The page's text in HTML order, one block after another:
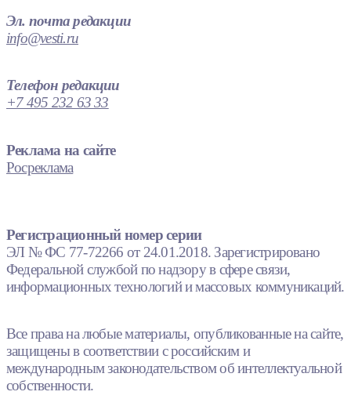
Эл. почта редакции
info@vesti.ru
Телефон редакции
+7 495 232 63 33
Реклама на сайте
Росреклама
Регистрационный номер серии
ЭЛ № ФС 77-72266 от 24.01.2018. Зарегистрировано
Федеральной службой по надзору в сфере связи,
информационных технологий и массовых коммуникаций.
Все права на любые материалы, опубликованные на сайте,
защищены в соответствии с российским и
международным законодательством об интеллектуальной
собственности.